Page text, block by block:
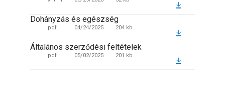
Dohányzás és egészség
.pdf 04/24/2025 204 kb
Általános szerződési feltételek
.pdf 05/02/2025 201 kb